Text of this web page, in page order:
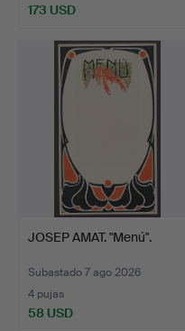
173 USD
JOSEP AMAT. "Menú".
Subastado 7 ago 2026
4 pujas
58 USD